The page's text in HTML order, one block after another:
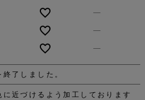
—
—
—
了しました。
近づけるよう加工しております